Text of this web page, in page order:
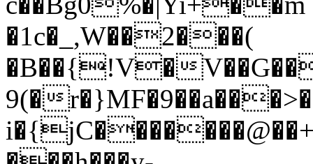
�1c�_,W��2���(
�B��{!V�
9(�